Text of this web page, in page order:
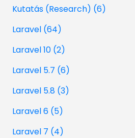
Kutatás (Research) (6)
Laravel (64)
Laravel 10 (2)
Laravel 5.7 (6)
Laravel 5.8 (3)
Laravel 6 (5)
Laravel 7 (4)